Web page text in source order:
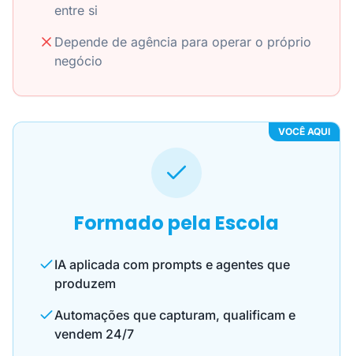
entre si
Depende de agência para operar o próprio
negócio
VOCÊ AQUI
Formado pela Escola
IA aplicada com prompts e agentes que
produzem
Automações que capturam, qualificam e
vendem 24/7